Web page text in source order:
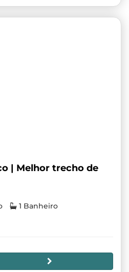
| Melhor trecho de
1 Banheiro